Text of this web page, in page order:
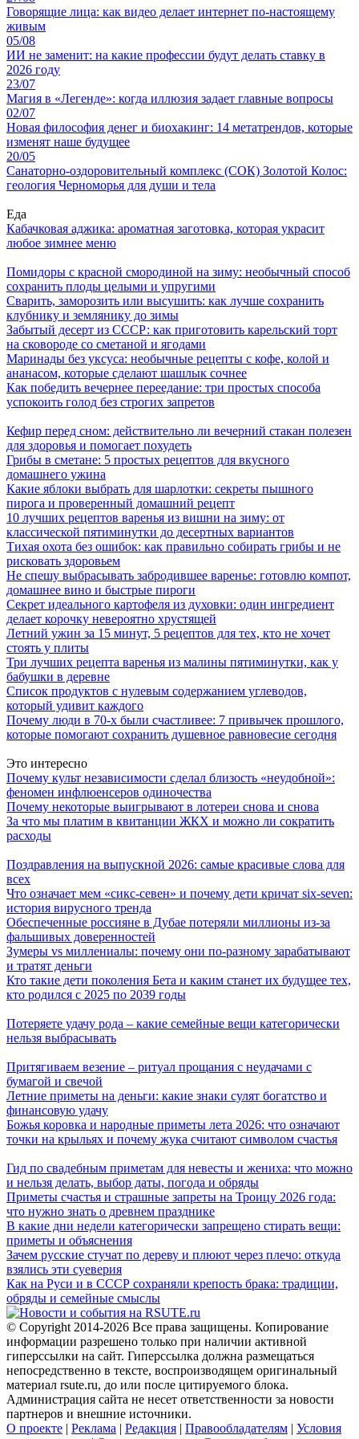
Говорящие лица: как видео делает интернет по-настоящему
живым
05/08
ИИ не заменит: на какие профессии будут делать ставку в
2026 году
23/07
Магия в «Легенде»: когда иллюзия задает главные вопросы
02/07
Новая философия денег и биохакинг: 14 метатрендов, которые
изменят наше будущее
20/05
Санаторно-оздоровительный комплекс (СОК) Золотой Колос:
геология Черноморья для души и тела
Еда
Кабачковая аджика: ароматная заготовка, которая украсит
любое зимнее меню
Помидоры с красной смородиной на зиму: необычный способ
сохранить плоды целыми и упругими
Сварить, заморозить или высушить: как лучше сохранить
клубнику и землянику до зимы
Забытый десерт из СССР: как приготовить карельский торт
на сковороде со сметаной и ягодами
Маринады без уксуса: необычные рецепты с кофе, колой и
ананасом, которые сделают шашлык сочнее
Как победить вечернее переедание: три простых способа
успокоить голод без строгих запретов
Кефир перед сном: действительно ли вечерний стакан полезен
для здоровья и помогает похудеть
Грибы в сметане: 5 простых рецептов для вкусного
домашнего ужина
Какие яблоки выбрать для шарлотки: секреты пышного
пирога и проверенный домашний рецепт
10 лучших рецептов варенья из вишни на зиму: от
классической пятиминутки до десертных вариантов
Тихая охота без ошибок: как правильно собирать грибы и не
рисковать здоровьем
Не спешу выбрасывать забродившее варенье: готовлю компот,
домашнее вино и быстрые пироги
Секрет идеального картофеля из духовки: один ингредиент
делает корочку невероятно хрустящей
Летний ужин за 15 минут, 5 рецептов для тех, кто не хочет
стоять у плиты
Три лучших рецепта варенья из малины пятиминутки, как у
бабушки в деревне
Список продуктов с нулевым содержанием углеводов,
который удивит каждого
Почему люди в 70-х были счастливее: 7 привычек прошлого,
которые помогают сохранить душевное равновесие сегодня
Это интересно
Почему культ независимости сделал близость «неудобной»:
феномен инфлюенсеров одиночества
Почему некоторые выигрывают в лотереи снова и снова
За что мы платим в квитанции ЖКХ и можно ли сократить
расходы
Поздравления на выпускной 2026: самые красивые слова для
всех
Что означает мем «сикс-севен» и почему дети кричат six-seven:
история вирусного тренда
Обеспеченные россияне в Дубае потеряли миллионы из-за
фальшивых доверенностей
Зумеры vs миллениалы: почему они по-разному зарабатывают
и тратят деньги
Кто такие дети поколения Бета и каким станет их будущее тех,
кто родился с 2025 по 2039 годы
Потеряете удачу рода – какие семейные вещи категорически
нельзя выбрасывать
Притягиваем везение – ритуал прощания с неудачами с
бумагой и свечой
Летние приметы на деньги: какие знаки сулят богатство и
финансовую удачу
Божья коровка и народные приметы лета 2026: что означают
точки на крыльях и почему жука считают символом счастья
Гид по свадебным приметам для невесты и жениха: что можно
и нельзя делать, выбор даты, погода и обряды
Приметы счастья и страшные запреты на Троицу 2026 года:
что нужно знать о древнем празднике
В какие дни недели категорически запрещено стирать вещи:
приметы и объяснения
Зачем русские стучат по дереву и плюют через плечо: откуда
взялись эти суеверия
Как на Руси и в СССР сохраняли крепость брака: традиции,
обряды и семейные смыслы
© Copyright 2014-2026 Все права защищены. Копирование
информации разрешено только при наличии активной
гиперссылки на сайт. Гиперссылка должна размещаться
непосредственно в тексте, воспроизводящем оригинальный
материал rsute.ru, до или после цитируемого блока.
Администрация сайта не несет ответственности за новости
партнеров и внешние источники.
О проекте | Реклама | Редакция | Правообладателям | Условия